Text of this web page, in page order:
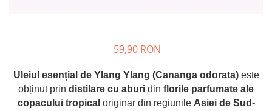
TOP 6 uleiuri Esentiale pentru a
Imbratiseaza Toamna
Aromele Sarbatorilor de Iarna
59,90 RON
Uleiul esențial de Ylang Ylang (Cananga odorata)este
obținut prin distilare cu aburi din florile parfumate ale
copacului tropical originar din regiunile Asiei de Sud-